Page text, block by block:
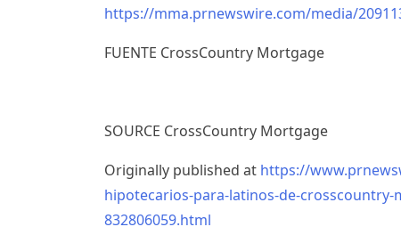
https://mma.prnewswire.com/media/
FUENTE CrossCountry Mortgage
SOURCE CrossCountry Mortgage
Originally published at https://
hipotecarios-para-latinos-de-
832806059.html